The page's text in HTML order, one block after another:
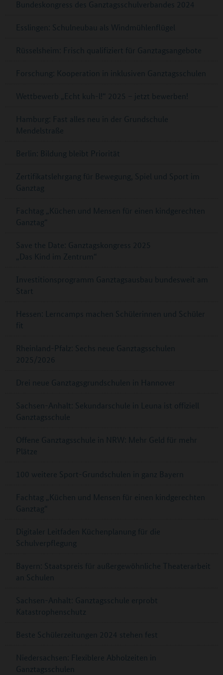
Bundeskongress des Ganztagsschulverbandes 2024
Esslingen: Schulneubau als Windmühlenflügel
Rüsselsheim: Frisch qualifiziert für Ganztagsangebote
Forschung: Kooperation in inklusiven Ganztagsschulen
Wettbewerb „Echt kuh-l!“ 2025 – jetzt bewerben!
Hamburg: Fast alles neu in der Grundschule
Mendelstraße
Berlin: Bildung bleibt Priorität
Zertifikatslehrgang für Bewegung, Spiel und Sport im
Ganztag
Fachtag „Küchen und Mensen für einen kindgerechten
Ganztag“
Save the Date: Ganztagskongress 2025
„Das Kind im Zentrum“
Investitionsprogramm Ganztagsausbau bundesweit am
Start
Hessen: Lerncamps machen Schülerinnen und Schüler
fit
Rheinland-Pfalz: Sechs neue Ganztagsschulen
2025/2026
Drei neue Ganztagsgrundschulen in Hannover
Sachsen-Anhalt: Sekundarschule in Leuna ist offiziell
Ganztagsschule
Offene Ganztagsschule in NRW: Mehr Geld für mehr
Plätze
100 weitere Sport-Grundschulen in ganz Bayern
Fachtag „Küchen und Mensen für einen kindgerechten
Ganztag“
Digitaler Leitfaden Küchenplanung für die
Schulverpflegung
Bayern: Staatspreis für außergewöhnliche Theaterarbeit
an Schulen
Sachsen-Anhalt: Ganztagsschule erprobt
Katastrophenschutz
Beste Schülerzeitungen 2024 stehen fest
Niedersachsen: Flexiblere Abholzeiten in
Ganztagsschulen